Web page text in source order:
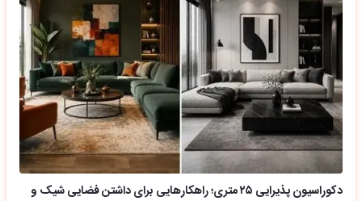
دکوراسیون پذیرایی ۲۵ متری؛ راهکارهایی برای داشتن فضایی شیک و